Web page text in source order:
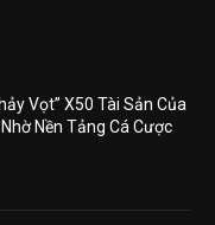
Vọt” X50 Tài Sản Của
Nền Tảng Cá Cược